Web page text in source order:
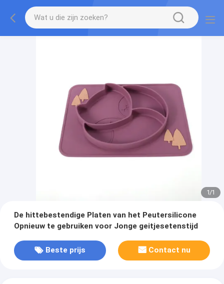
1/1
De hittebestendige Platen van het Peutersilicone
Opnieuw te gebruiken voor Jonge geitjesetenstijd
Beste prijs Contact nu